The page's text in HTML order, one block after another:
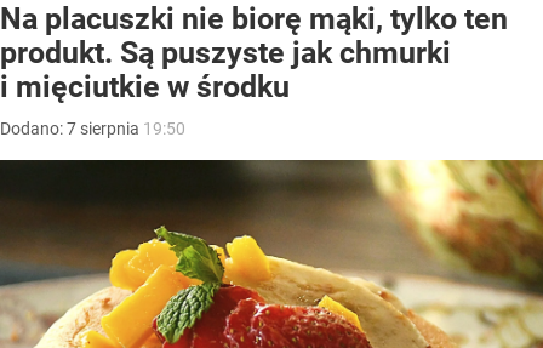
Na placuszki nie biorę mąki, tylko ten
produkt. Są puszyste jak chmurki
i mięciutkie w środku
Dodano:7 sierpnia 19:50